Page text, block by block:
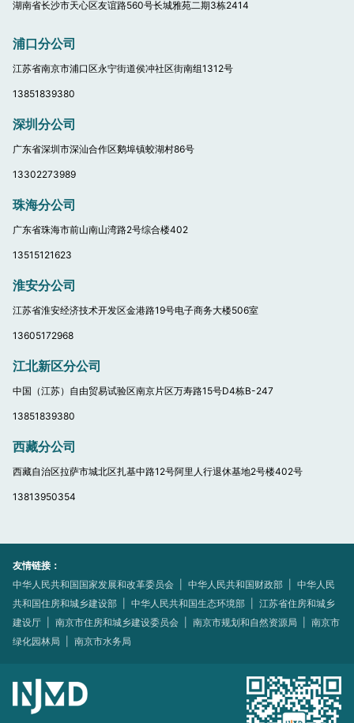
湖南省长沙市天心区友谊路560号长城雅苑二期3栋2414
浦口分公司
江苏省南京市浦口区永宁街道侯冲社区街南组1312号
13851839380
深圳分公司
广东省深圳市深汕合作区鹅埠镇蛟湖村86号
13302273989
珠海分公司
广东省珠海市前山南山湾路2号综合楼402
13515121623
淮安分公司
江苏省淮安经济技术开发区金港路19号电子商务大楼506室
13605172968
江北新区分公司
中国（江苏）自由贸易试验区南京片区万寿路15号D4栋B-247
13851839380
西藏分公司
西藏自治区拉萨市城北区扎基中路12号阿里人行退休基地2号楼402号
13813950354
友情链接：
中华人民共和国国家发展和改革委员会
中华人民共和国财政部
中华人民
共和国住房和城乡建设部
中华人民共和国生态环境部
江苏省住房和城乡
建设厅
南京市住房和城乡建设委员会 南京市规划和自然资源局
南京市
绿化园林局
南京市水务局